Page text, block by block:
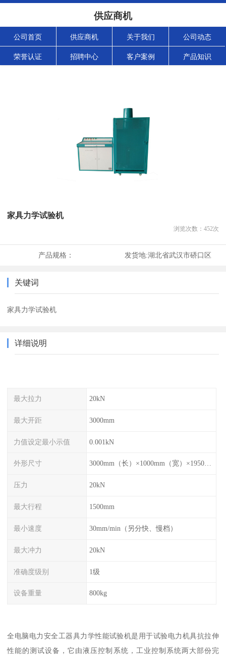
供应商机
公司首页 供应商机 关于我们 公司动态
荣誉认证 招聘中心 客户案例 产品知识
家具力学试验机
浏览次数： 452次
产品规格： 发货地:湖北省武汉市硚口区
关键词
家具力学试验机
详细说明
最大拉力 20kN
最大开距 3000mm
力值设定最小示值 0.001kN
外形尺寸 3000mm（长）×1000mm（宽）×1950mm（高）
压力 20kN
最大行程 1500mm
最小速度 30mm/min（另分快、慢档）
最大冲力 20kN
准确度级别 1级
设备重量 800kg
全电脑电力安全工器具力学性能试验机是用于试验电力机具抗拉伸
性能的测试设备，它由液压控制系统，工业控制系统两大部份完